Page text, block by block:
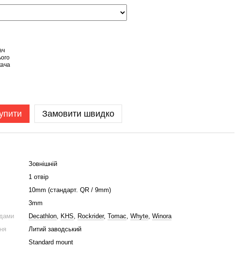
Замовити швидко
Зовнішній
1 отвір
10mm (стандарт. QR / 9mm)
3mm
Decathlon, KHS, Rockrider, Tomac, Whyte, Winora
Литий заводський
Standard mount